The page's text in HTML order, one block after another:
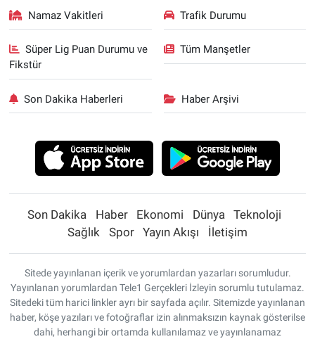
Namaz Vakitleri Trafik Durumu
Süper Lig Puan Durumu ve
Fikstür
Tüm Manşetler
Son Dakika Haberleri Haber Arşivi
Son Dakika Haber Ekonomi Dünya
Teknoloji
Sağlık
Spor Yayın Akışı İletişim
Sitede yayınlanan içerik ve yorumlardan yazarları sorumludur.
Yayınlanan yorumlardan Tele1 Gerçekleri İzleyin sorumlu tutulamaz.
Sitedeki tüm harici linkler ayrı bir sayfada açılır. Sitemizde yayınlanan
haber, köşe yazıları ve fotoğraflar izin alınmaksızın kaynak gösterilse
dahi, herhangi bir ortamda kullanılamaz ve yayınlanamaz